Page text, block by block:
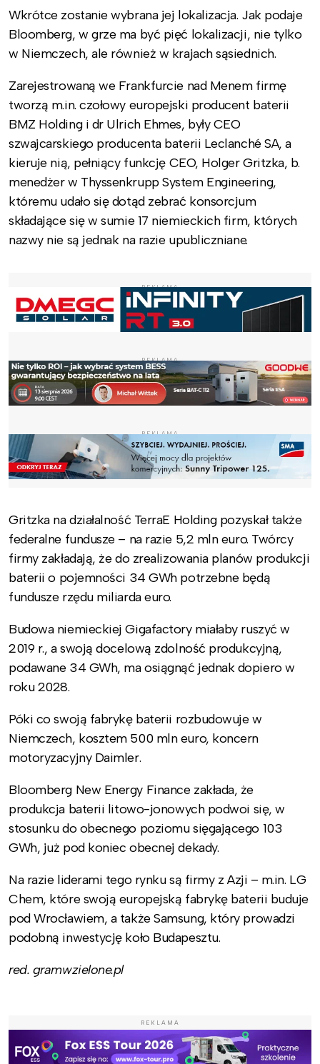
Wkrótce zostanie wybrana jej lokalizacja. Jak podaje
Bloomberg, w grze ma być pięć lokalizacji, nie tylko
w Niemczech, ale również w krajach sąsiednich.
Zarejestrowaną we Frankfurcie nad Menem firmę
tworzą m.in. czołowy europejski producent baterii
BMZ Holding i dr Ulrich Ehmes, były CEO
szwajcarskiego producenta baterii Leclanché SA, a
kieruje nią, pełniący funkcję CEO, Holger Gritzka, b.
menedżer w Thyssenkrupp System Engineering,
któremu udało się dotąd zebrać konsorcjum
składające się w sumie 17 niemieckich firm, których
nazwy nie są jednak na razie upubliczniane.
REKLAMA
REKLAMA
REKLAMA
Gritzka na działalność TerraE Holding pozyskał także
federalne fundusze – na razie 5,2 mln euro. Twórcy
firmy zakładają, że do zrealizowania planów produkcji
baterii o pojemności 34 GWh potrzebne będą
fundusze rzędu miliarda euro.
Budowa niemieckiej Gigafactory miałaby ruszyć w
2019 r., a swoją docelową zdolność produkcyjną,
podawane 34 GWh, ma osiągnąć jednak dopiero w
roku 2028.
Póki co swoją fabrykę baterii rozbudowuje w
Niemczech, kosztem 500 mln euro, koncern
motoryzacyjny Daimler.
Bloomberg New Energy Finance zakłada, że
produkcja baterii litowo-jonowych podwoi się, w
stosunku do obecnego poziomu sięgającego 103
GWh, już pod koniec obecnej dekady.
Na razie liderami tego rynku są firmy z Azji – m.in. LG
Chem, które swoją europejską fabrykę baterii buduje
pod Wrocławiem, a także Samsung, który prowadzi
podobną inwestycję koło Budapesztu.
red. gramwzielone.pl
REKLAMA